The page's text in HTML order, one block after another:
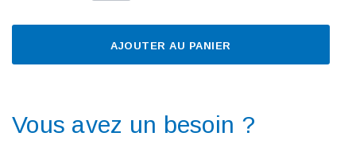
AJOUTER AU PANIER
Vous avez un besoin ?